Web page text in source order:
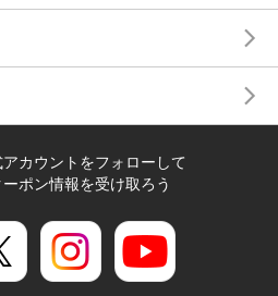
カウントをフォローして
ポン情報を受け取ろう